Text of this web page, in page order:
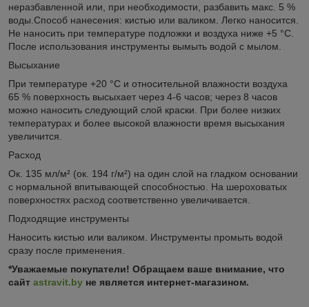
неразбавленной или, при необходимости, разбавить макс. 5 %
воды.Способ нанесения: кистью или валиком. Легко наносится.
Не наносить при температуре подложки и воздуха ниже +5 °C.
После использования инструменты вымыть водой с мылом.
Высыхание
При температуре +20 °C и относительной влажности воздуха
65 % поверхность высыхает через 4-6 часов; через 8 часов
можно наносить следующий слой краски. При более низких
температурах и более высокой влажности время высыхания
увеличится.
Расход
Ок. 135 мл/м² (ок. 194 г/м²) на один слой на гладком основании
с нормальной впитывающей способностью. На шероховатых
поверхностях расход соответственно увеличивается.
Подходящие инструменты
Наносить кистью или валиком. Инструменты промыть водой
сразу после применения.
*Уважаемые покупатели! Обращаем ваше внимание, что
сайт astravit.by не является интернет-магазином.